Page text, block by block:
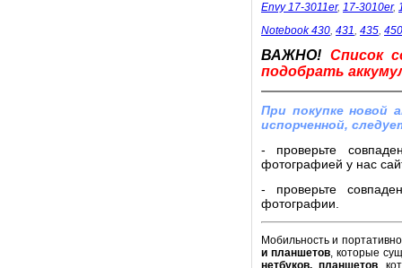
Envy 17-3011er, 17-3010er,
Notebook 430, 431, 435, 450
ВАЖНО! Список
подобрать
При покупке новой
испорченной,
- проверьте
фотографией у нас
- проверьте
фотографии.
Мобильность и
и планшетов, которые
нетбуков, планшетов,